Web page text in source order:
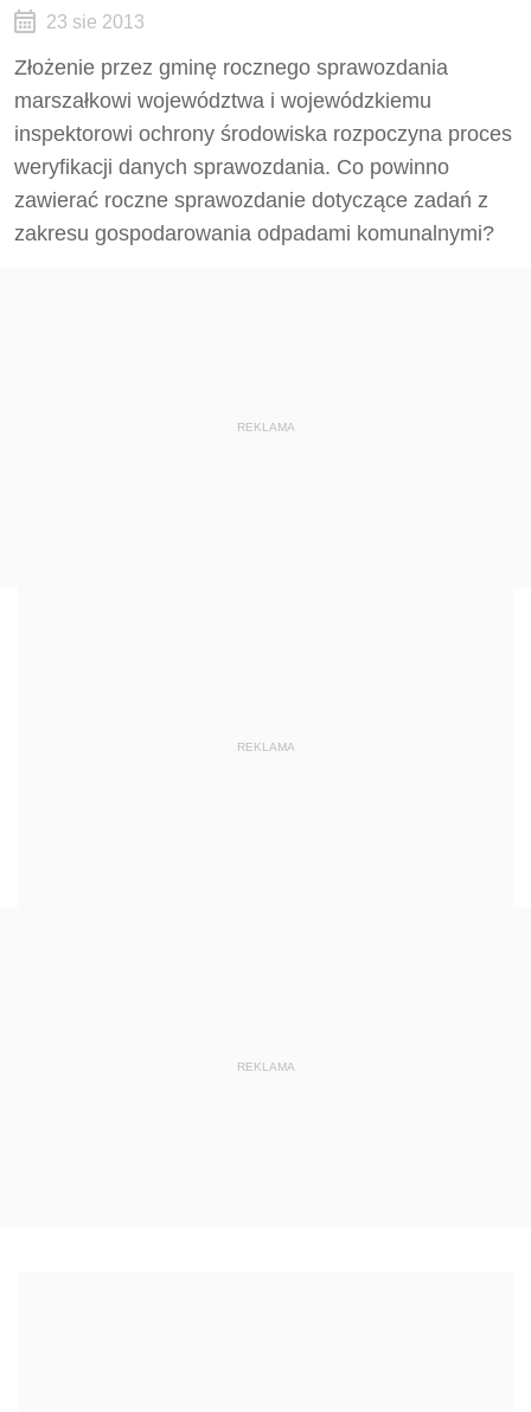
23 sie 2013
Złożenie przez gminę rocznego sprawozdania
marszałkowi województwa i wojewódzkiemu
inspektorowi ochrony środowiska rozpoczyna proces
weryfikacji danych sprawozdania. Co powinno
zawierać roczne sprawozdanie dotyczące zadań z
zakresu gospodarowania odpadami komunalnymi?
REKLAMA
REKLAMA
REKLAMA